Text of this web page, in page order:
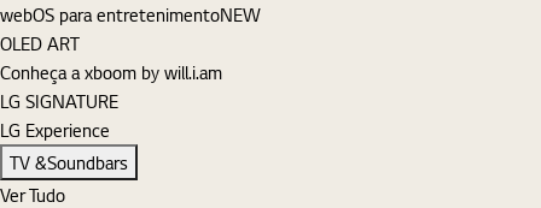
webOS para entretenimentoNEW
OLED ART
Conheça a xboom by will.i.am
LG SIGNATURE
LG Experience
TV &Soundbars
Ver Tudo